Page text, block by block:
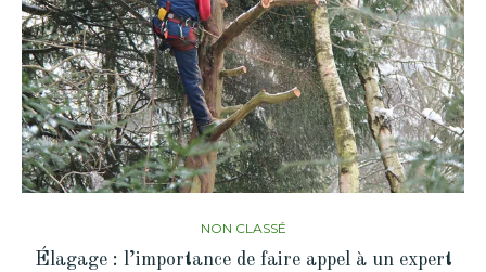
NON CLASSÉ
Élagage : l’importance de faire appel à un expert